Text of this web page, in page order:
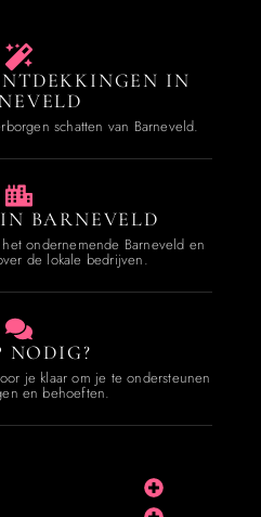
IN
schatten van Barneveld.
BARNEVELD
ondernemende Barneveld en
de lokale bedrijven.
NODIG?
je klaar om je te ondersteunen
en behoeften.